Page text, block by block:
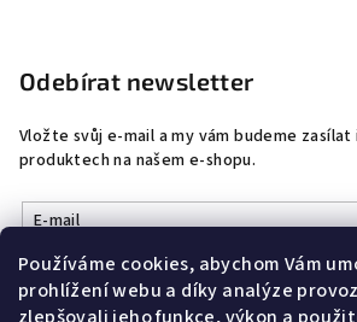
Používáme cookies, abychom Vám
prohlížení webu a díky analýze
Odebírat newsletter
Vložte svůj e-mail a my vám budeme
produktech na našem e-shopu.
E-mail
Vložením e-mailu souhlasíte s
údajů